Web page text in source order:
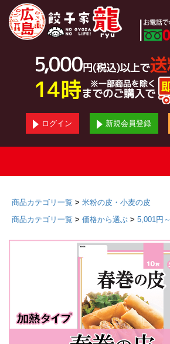
ログイン 新規会員登録
商品カテゴリ一覧 > 米粉の皮・小麦の皮
商品カテゴリ一覧 > 価格から選ぶ > 5,001円～